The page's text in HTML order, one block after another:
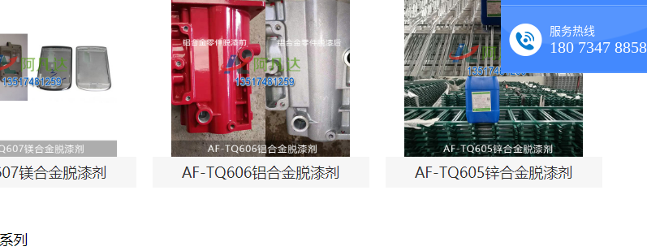
剂 AF-TQ615轮毂脱漆剂 AF-TQ612强力刷涂脱漆剂 AF-CF658钢筋除
服务热线
180 7347 8858